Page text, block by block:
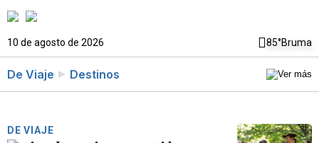
10 de agosto de 2026 85°Bruma
De Viaje Destinos
DE VIAJE